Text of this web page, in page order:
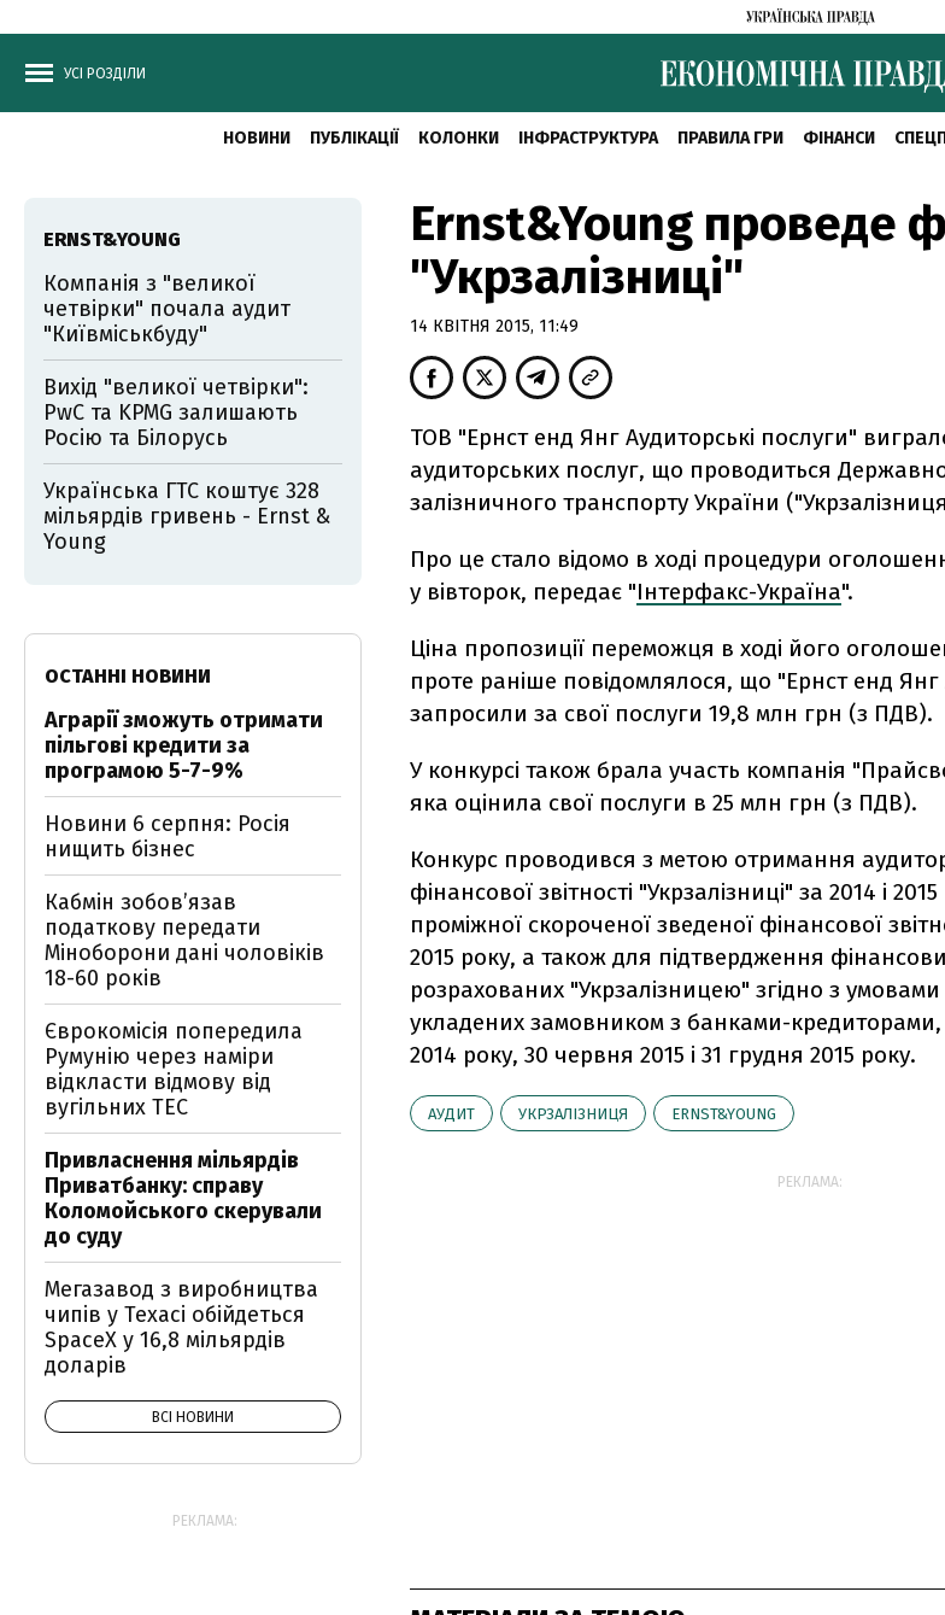
УСІ РОЗДІЛИ
НОВИНИ ПУБЛІКАЦІЇ КОЛОНКИ ІНФРАСТРУКТУРА ПРАВИЛА ГРИ ФІНАНСИ
Ernst&Young проведе
"Укрзалізниці"
14 КВІТНЯ 2015, 11:49
ТОВ "Ернст енд Янг Аудиторські послуги"
аудиторських послуг, що проводиться
залізничного транспорту України
Про це стало відомо в ході процедури
у вівторок, передає "Інтерфакс-Україна".
Ціна пропозиції переможця в ході його
проте раніше повідомлялося, що "Ернст енд Янг
запросили за свої послуги 19,8 млн грн (з ПДВ).
У конкурсі також брала участь компанія
яка оцінила свої послуги в 25 млн грн (з ПДВ).
Конкурс проводився з метою отримання
фінансової звітності "Укрзалізниці" за 2014 і
проміжної скороченої зведеної фінансової
2015 року, а також для підтвердження
розрахованих "Укрзалізницею" згідно з
укладених замовником з банками-кредиторами,
2014 року, 30 червня 2015 і 31 грудня 2015 року.
АУДИТ УКРЗАЛІЗНИЦЯ ERNST&YOUNG
РЕКЛАМА:
ERNST&YOUNG
Компанія з "великої
четвірки" почала аудит
"Київміськбуду"
Вихід "великої четвірки":
PwC та KPMG залишають
Росію та Білорусь
Українська ГТС коштує 328
мільярдів гривень - Ernst &
Young
ОСТАННІ НОВИНИ
Аграрії зможуть отримати
пільгові кредити за
програмою 5-7-9%
Новини 6 серпня: Росія
нищить бізнес
Кабмін зобовʼязав
податкову передати
Міноборони дані чоловіків
18-60 років
Єврокомісія попередила
Румунію через наміри
відкласти відмову від
вугільних ТЕС
Привласнення мільярдів
Приватбанку: справу
Коломойського скерували
до суду
Мегазавод з виробництва
чипів у Техасі обійдеться
SpaceX у 16,8 мільярдів
доларів
ВСІ НОВИНИ
РЕКЛАМА: